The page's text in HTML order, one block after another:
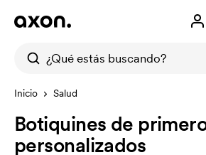
Inicio Salud
Botiquines de
personalizados